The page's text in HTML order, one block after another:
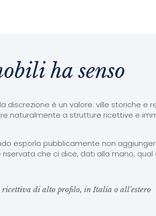
ha senso
è un valore: ville storiche e
naturalmente a strutture ricettive e
esporlo pubblicamente non
che ci dice, dati alla mano, qual
ricettiva di alto profilo, in Italia o all'estero